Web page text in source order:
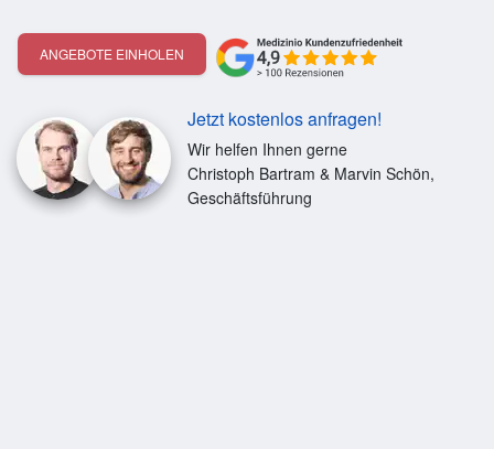
ANGEBOTE EINHOLEN
Jetzt kostenlos anfragen!
Wir helfen Ihnen gerne
Christoph Bartram & Marvin Schön,
Geschäftsführung